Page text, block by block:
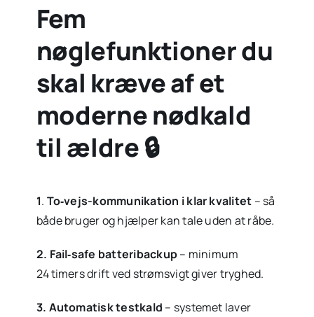
Fem
nøglefunktioner du
skal kræve af et
moderne nødkald
til ældre 🔒
1. To‑vejs-kommunikation i klar kvalitet – så
både bruger og hjælper kan tale uden at råbe.
2. Fail‑safe batteribackup– minimum
24 timers drift ved strømsvigt giver tryghed.
3. Automatisk testkald – systemet laver